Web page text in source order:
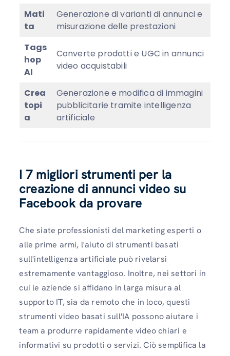
Mati
ta
Generazione di varianti di annunci e
misurazione delle prestazioni
Tags
hop
AI
Converte prodotti e UGC in annunci
video acquistabili
Crea
topi
a
Generazione e modifica di immagini
pubblicitarie tramite intelligenza
artificiale
I 7 migliori strumenti per la
creazione di annunci video su
Facebook da provare
Che siate professionisti del marketing esperti o
alle prime armi, l'aiuto di strumenti basati
sull'intelligenza artificiale può rivelarsi
estremamente vantaggioso. Inoltre, nei settori in
cui le aziende si affidano in larga misura al
supporto IT, sia da remoto che in loco, questi
strumenti video basati sull'IA possono aiutare i
team a produrre rapidamente video chiari e
informativi su prodotti o servizi. Ciò semplifica la